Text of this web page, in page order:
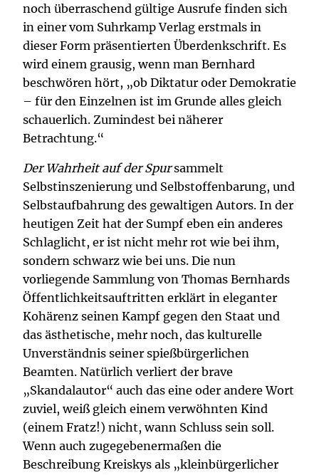
noch überraschend gültige Ausrufe finden sich
in einer vom Suhrkamp Verlag erstmals in
dieser Form präsentierten Überdenkschrift. Es
wird einem grausig, wenn man Bernhard
beschwören hört, „ob Diktatur oder Demokratie
– für den Einzelnen ist im Grunde alles gleich
schauerlich. Zumindest bei näherer
Betrachtung.“
Der Wahrheit auf der Spursammelt
Selbstinszenierung und Selbstoffenbarung, und
Selbstaufbahrung des gewaltigen Autors. In der
heutigen Zeit hat der Sumpf eben ein anderes
Schlaglicht, er ist nicht mehr rot wie bei ihm,
sondern schwarz wie bei uns. Die nun
vorliegende Sammlung von Thomas Bernhards
Öffentlichkeitsauftritten erklärt in eleganter
Kohärenz seinen Kampf gegen den Staat und
das ästhetische, mehr noch, das kulturelle
Unverständnis seiner spießbürgerlichen
Beamten. Natürlich verliert der brave
„Skandalautor“ auch das eine oder andere Wort
zuviel, weiß gleich einem verwöhnten Kind
(einem Fratz!) nicht, wann Schluss sein soll.
Wenn auch zugegebenermaßen die
Beschreibung Kreiskys als „kleinbürgerlicher